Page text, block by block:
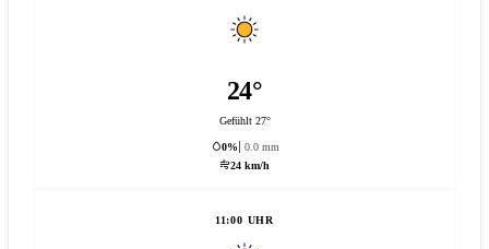
24°
Gefühlt 27°
0%
0.0 mm
24 km/h
11:00 UHR